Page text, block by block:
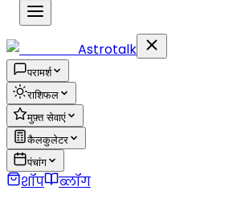
Astrotalk
परामर्श
राशिफल
मुफ़्त सेवाएं
कैलकुलेटर
पंचांग
शॉप ब्लॉग